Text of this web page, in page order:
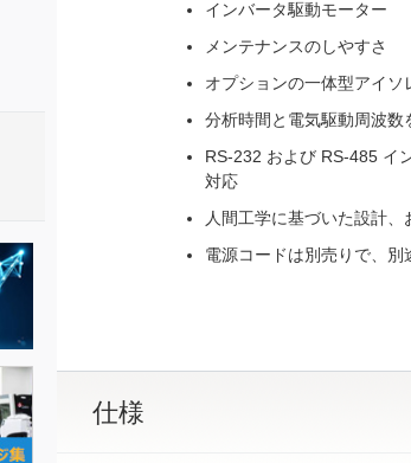
インバータ駆動モーター
メンテナンスのしやすさ
オプションの一体型アイ
分析時間と電気駆動周波数
RS-232 および RS-485 イ
対応
人間工学に基づいた設計
電源コードは別売りで、別
仕様